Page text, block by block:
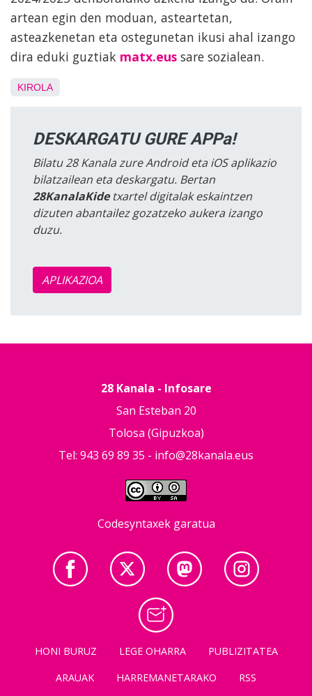
artean egin den moduan, asteartetan,
asteazkenetan eta ostegunetan ikusi ahal izango
dira eduki guztiak matx.eus sare sozialean.
KIROLA
DESKARGATU GURE APPa!
Bilatu 28 Kanala zure Android eta iOS aplikazio
bilatzailean eta deskargatu. Bertan
28KanalaKidetxartel digitalak eskaintzen
dizuten abantailez gozatzeko aukera izango
duzu.
APLIKAZIOA
28 Kanala - Infosare
San Esteban 20
Tolosa (Gipuzkoa)
Tel: 943 69 89 35 - info@28kanala.eus
Codesyntaxek garatua
HONI BURUZ LEGE OHARRA
PUBLIZITATEA
ARAUAK
HARREMANETARAKO RSS